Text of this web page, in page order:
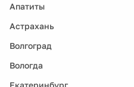
Апатиты
Астрахань
Волгоград
Вологда
Екатеринбург